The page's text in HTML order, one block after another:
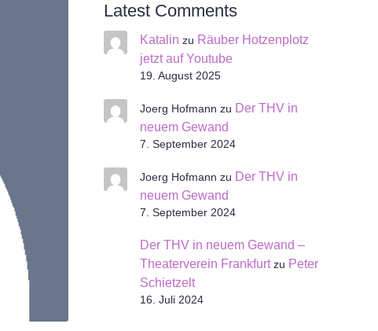
Latest Comments
Katalin zu Räuber Hotzenplotz
jetzt auf Youtube
19. August 2025
Joerg Hofmann zu Der THV in
neuem Gewand
7. September 2024
Joerg Hofmann zu Der THV in
neuem Gewand
7. September 2024
Der THV in neuem Gewand –
Theaterverein Frankfurtzu Peter
Schietzelt
16. Juli 2024